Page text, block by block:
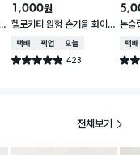
1,000원
헬로키티 원형 손거울 화이
트
택배배송매장픽업오늘배송
별점 4.9점 423
건 작성
논슬
택배
별점
전체보기